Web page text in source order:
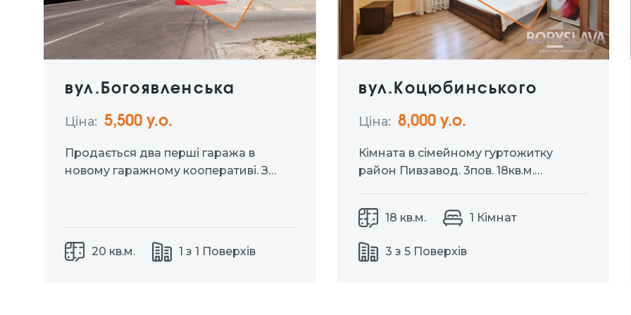
вул.Богоявленська
Ціна: 5,500 у.о.
Продається два перші гаража в
новому гаражному кооперативі. З
перекриття, зовні поштукатурений.
Вартість одного – 5500$ Якщо Вам
20 кв.м. 1 з 1 Поверхів
вул.Коцюбинського
Ціна: 8,000 у.о.
Кімната в сімейному гуртожитку
район Пивзавод. 3пов. 18кв.м.
укомплектована меблями та
побутовою технікою. Блочний тип,
спільна кухня, с\в, душова, коридор,
пральна кімната.
18 кв.м. 1 Кімнат
3 з 5 Поверхів